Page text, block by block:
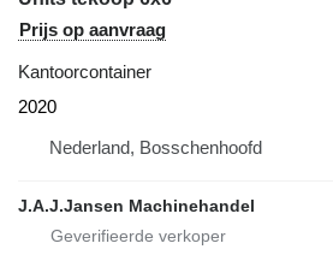
Prijs op aanvraag
Kantoorcontainer
2020
Nederland, Bosschenhoofd
J.A.J.Jansen Machinehandel